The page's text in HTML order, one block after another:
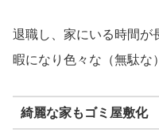
退職し、家にいる時間が
暇になり色々な（無駄な
綺麗な家もゴミ屋敷化